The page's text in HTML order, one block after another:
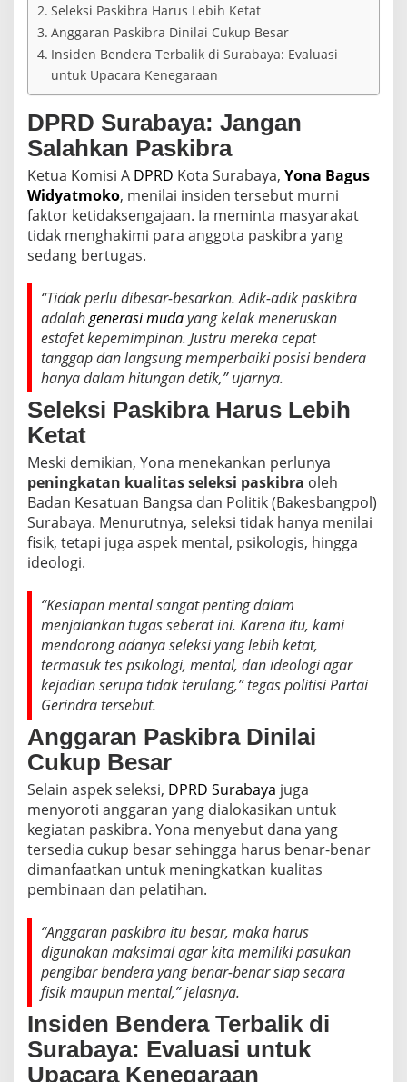
s
i
P
k
i
b
D
i
p
e
r
t
a
t
Seleksi Paskibra Harus Lebih Ketat
Anggaran Paskibra Dinilai Cukup Besar
Insiden Bendera Terbalik di Surabaya: Evaluasi
untuk Upacara Kenegaraan
DPRD Surabaya: Jangan
Salahkan Paskibra
Ketua Komisi A DPRD Kota Surabaya, Yona Bagus
Widyatmoko, menilai insiden tersebut murni
faktor ketidaksengajaan. Ia meminta masyarakat
tidak menghakimi para anggota paskibra yang
sedang bertugas.
“Tidak perlu dibesar-besarkan. Adik-adik paskibra
adalahgenerasi mudayang kelak meneruskan
estafet kepemimpinan. Justru mereka cepat
tanggap dan langsung memperbaiki posisi bendera
hanya dalam hitungan detik,” ujarnya.
Seleksi Paskibra Harus Lebih
Ketat
Meski demikian, Yona menekankan perlunya
peningkatan kualitas seleksi paskibra oleh
Badan Kesatuan Bangsa dan Politik (Bakesbangpol)
Surabaya. Menurutnya, seleksi tidak hanya menilai
fisik, tetapi juga aspek mental, psikologis, hingga
ideologi.
“Kesiapan mental sangat penting dalam
menjalankan tugas seberat ini. Karena itu, kami
mendorong adanya seleksi yang lebih ketat,
termasuk tes psikologi, mental, dan ideologi agar
kejadian serupa tidak terulang,” tegas politisi Partai
Gerindra tersebut.
Anggaran Paskibra Dinilai
Cukup Besar
Selain aspek seleksi, DPRD Surabaya juga
menyoroti anggaran yang dialokasikan untuk
kegiatan paskibra. Yona menyebut dana yang
tersedia cukup besar sehingga harus benar-benar
dimanfaatkan untuk meningkatkan kualitas
pembinaan dan pelatihan.
“Anggaran paskibra itu besar, maka harus
digunakan maksimal agar kita memiliki pasukan
pengibar bendera yang benar-benar siap secara
fisik maupun mental,” jelasnya.
Insiden Bendera Terbalik di
Surabaya: Evaluasi untuk
Upacara Kenegaraan